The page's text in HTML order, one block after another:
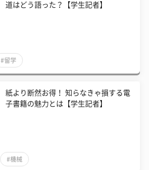
道はどう語った？【学生記者】
#留学
紙より断然お得！ 知らなきゃ損する電
子書籍の魅力とは【学生記者】
#機械